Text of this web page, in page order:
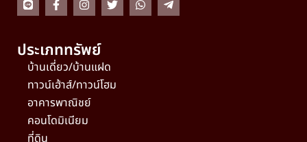
ประเภททรัพย์
บ้านเดี่ยว/บ้านแฝด
ทาวน์เฮ้าส์/ทาวน์โฮม
อาคารพาณิชย์
คอนโดมิเนียม
ที่ดิน